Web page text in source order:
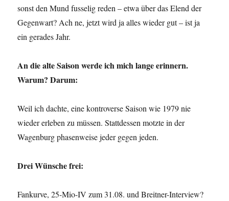
sonst den Mund fusselig reden – etwa über das Elend der
Gegenwart? Ach ne, jetzt wird ja alles wieder gut – ist ja
ein gerades Jahr.
An die alte Saison werde ich mich lange erinnern.
Warum? Darum:
Weil ich dachte, eine kontroverse Saison wie 1979 nie
wieder erleben zu müssen. Stattdessen motzte in der
Wagenburg phasenweise jeder gegen jeden.
Drei Wünsche frei:
Fankurve, 25-Mio-IV zum 31.08. und Breitner-Interview?